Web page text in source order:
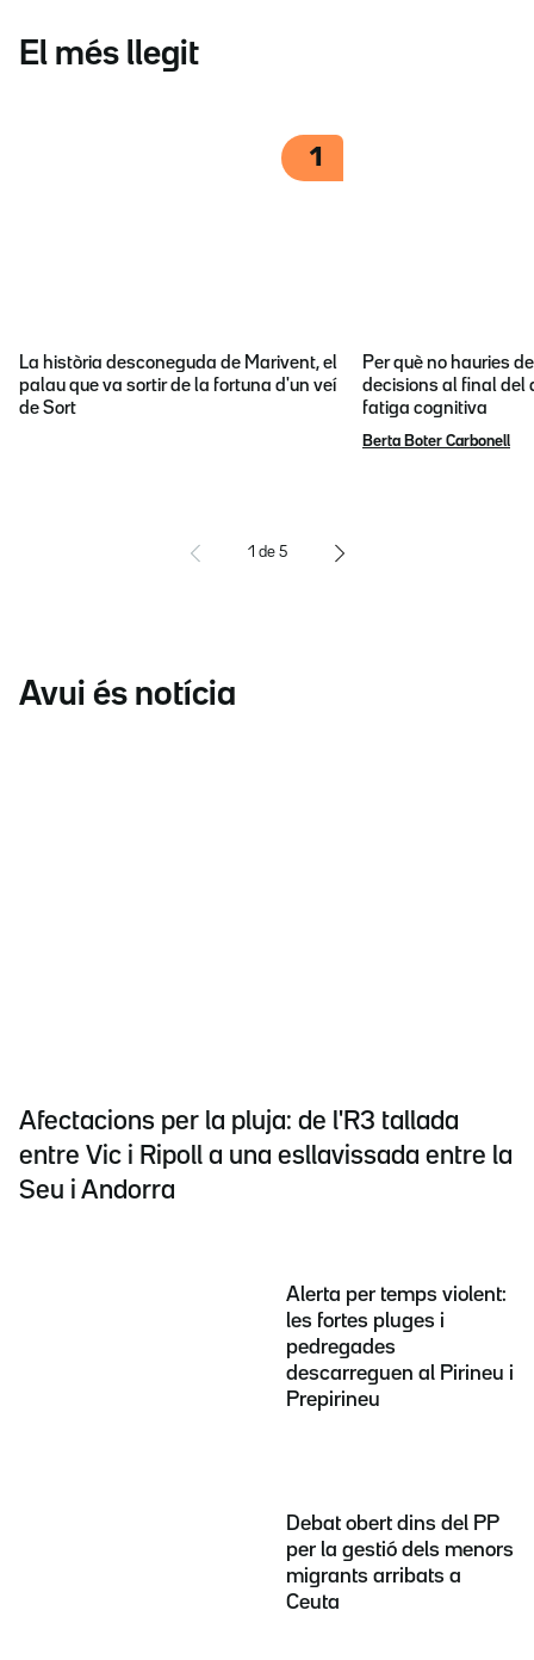
El més llegit
1
La història desconeguda de Marivent, el
palau que va sortir de la fortuna d'un veí
de Sort
Per què no hauries
decisions al final del
fatiga cognitiva
Berta Boter Carbonell
1 de 5
Avui és notícia
Afectacions per la pluja: de l'R3 tallada
entre Vic i Ripoll a una esllavissada entre la
Seu i Andorra
Alerta per temps violent:
les fortes pluges i
pedregades
descarreguen al Pirineu i
Prepirineu
Debat obert dins del PP
per la gestió dels menors
migrants arribats a
Ceuta